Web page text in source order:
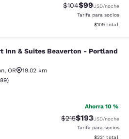
Precio tachado:
$104Precio con
$99USD/noche
Tarifa para socios
Ver detalles
$109 total
Suites Beaverton -
Inn & Suites Beaverton - Portland
, OR
19.02 km
de 3.81 estrellas. Bueno. 1789 reseñas
)
Ahorra 10 %
Precio tachado:
$215Precio con
$193USD/noche
Tarifa para socios
Ver detalles
$221 total